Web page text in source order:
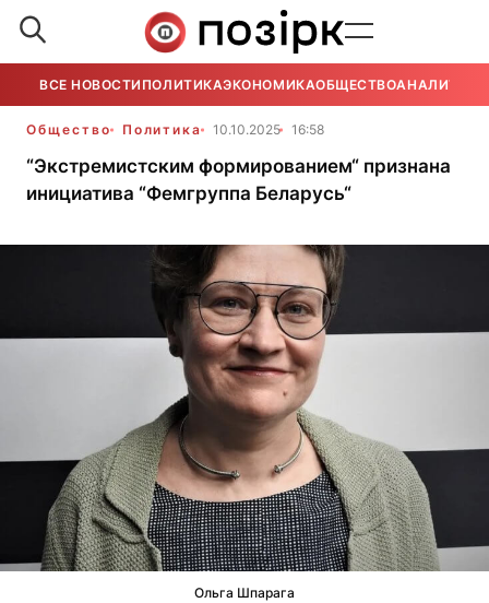
ВСЕ НОВОСТИ ПОЛИТИКАЭКОНОМИКАОБЩЕСТВОАНАЛИТИКА
Общество Политика 10.10.2025 16:58
“Экстремистским формированием“ признана
инициатива “Фемгруппа Беларусь“
Ольга Шпарага